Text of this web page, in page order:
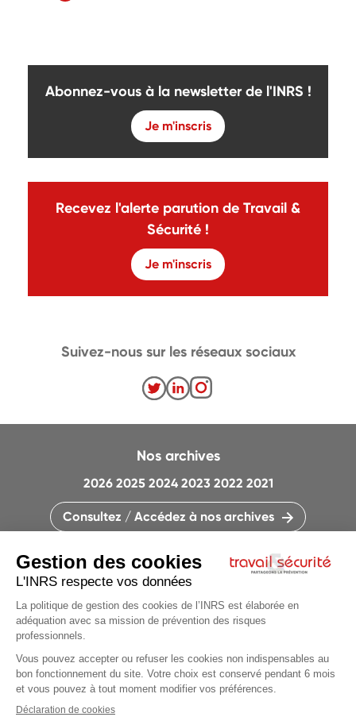
Abonnez-vous à la newsletter de l'INRS !
Je m'inscris
Recevez l'alerte parution de Travail &
Sécurité !
Je m'inscris
CONTACTEZ LA RÉDACTION
QUI SOMMES-NOUS ?
PLAN DU SITE
PARAMÈTRES DES COOKIES
CHARTE DES COOKIES ET TRACEURS
Nos archives
2026 2025 2024 2023 2022 2021
Consultez / Accédez à nos archives
Suivez-nous sur les réseaux sociaux